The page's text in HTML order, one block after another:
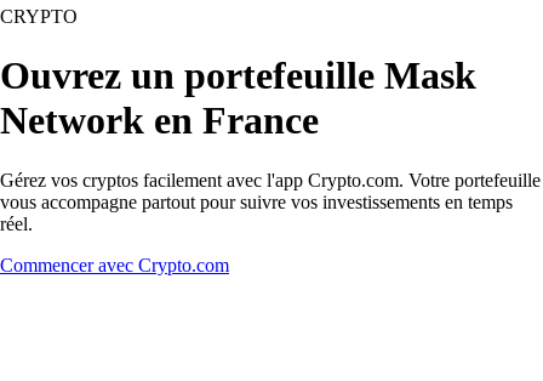
CRYPTO
Ouvrez un portefeuille Mask
Network en France
Gérez vos cryptos facilement avec l'app Crypto.com. Votre portefeuille
vous accompagne partout pour suivre vos investissements en temps
réel.
Commencer avec Crypto.com